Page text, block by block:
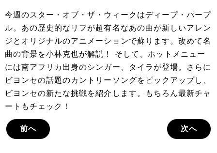
今週のスター・オブ・ザ・ウィークはディープ・パープ
ル。あの歴史的なリフが超有名なあの曲が新しいアレン
ジとオリジナルのアニメーションで蘇ります。改めて名
曲の背景を小林克也が解説！ そして、ホットメニュー
には南アフリカ出身のシンガー、タイラが登場。さらに
ビヨンセの話題のカントリーソングをピックアップし、
ビヨンセの新たな挑戦を紹介します。もちろん最新チャ
ートもチェック！
前へ 次へ